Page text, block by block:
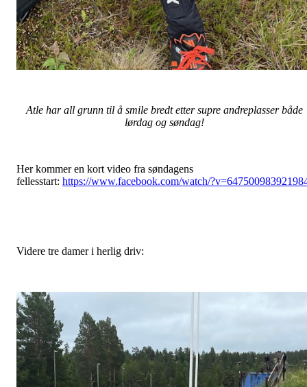
Atle har all grunn til å smile bredt etter supre andreplasser både
lørdag og søndag!
Her kommer en kort video fra søndagens
fellesstart: https://www.facebook.com/watch/
Videre tre damer i herlig driv: